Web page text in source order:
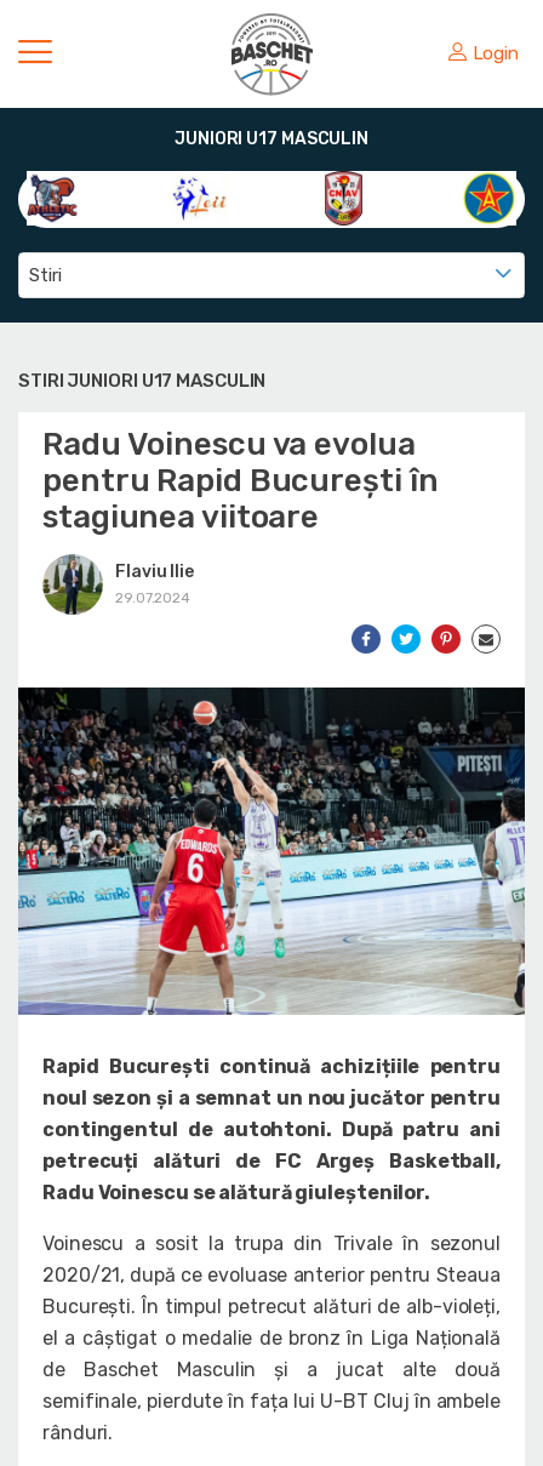
Login
JUNIORI U17 MASCULIN
Stiri
STIRI JUNIORI U17 MASCULIN
Radu Voinescu va evolua
pentru Rapid București în
stagiunea viitoare
Flaviu Ilie
29.07.2024
Rapid București continuă achizițiile pentru
noul sezon și a semnat un nou jucător pentru
contingentul de autohtoni. După patru ani
petrecuți alături de FC Argeș Basketball,
Radu Voinescu se alătură giuleștenilor.
Voinescu a sosit la trupa din Trivale în sezonul
2020/21, după ce evoluase anterior pentru Steaua
București. În timpul petrecut alături de alb-violeți,
el a câștigat o medalie de bronz în Liga Națională
de Baschet Masculin și a jucat alte două
semifinale, pierdute în fața lui U-BT Cluj în ambele
rânduri.